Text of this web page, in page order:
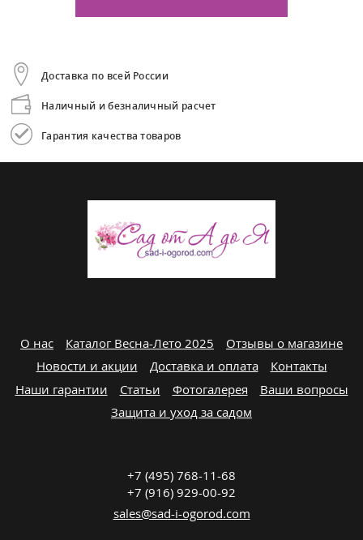
Доставка по всей России
Наличный и безналичный расчет
Гарантия качества товаров
О нас Каталог Весна-Лето 2025
Отзывы о магазине
Новости и акции
Доставка и оплата
Контакты
Наши гарантии
Статьи Фотогалерея
Ваши вопросы
Защита и уход за садом
+7 (495) 768-11-68
+7 (916) 929-00-92
sales@sad-i-ogorod.com